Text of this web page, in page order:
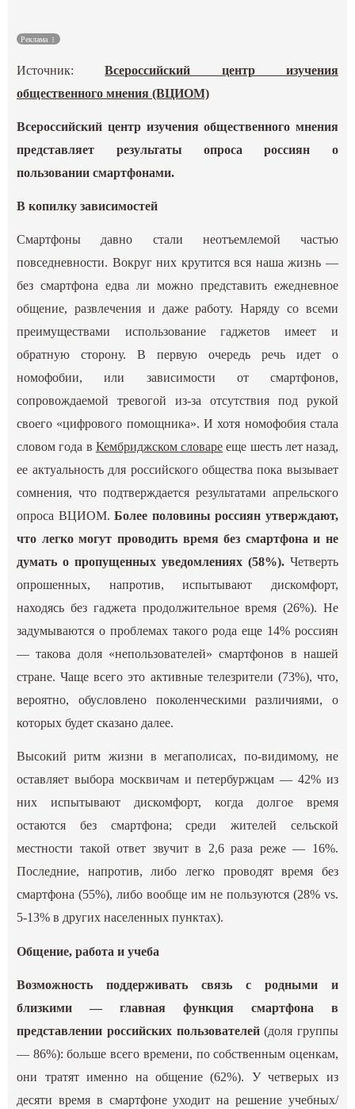
Наука
ГИД
Реклама
Источник:Всероссийский центр изучения
общественного мнения (ВЦИОМ)
Всероссийский центр изучения общественного мнения
представляет результаты опроса россиян о
пользовании смартфонами.
В копилку зависимостей
Смартфоны давно стали неотъемлемой частью
повседневности. Вокруг них крутится вся наша жизнь —
без смартфона едва ли можно представить ежедневное
общение, развлечения и даже работу. Наряду со всеми
преимуществами использование гаджетов имеет и
обратную сторону. В первую очередь речь идет о
номофобии, или зависимости от смартфонов,
сопровождаемой тревогой из-за отсутствия под рукой
своего «цифрового помощника». И хотя номофобия стала
словом года в Кембриджском словаре еще шесть лет назад,
ее актуальность для российского общества пока вызывает
сомнения, что подтверждается результатами апрельского
опроса ВЦИОМ.Более половины россиян утверждают,
что легко могут проводить время без смартфона и не
думать о пропущенных уведомлениях (58%). Четверть
опрошенных, напротив, испытывают дискомфорт,
находясь без гаджета продолжительное время (26%). Не
задумываются о проблемах такого рода еще 14% россиян
— такова доля «непользователей» смартфонов в нашей
стране. Чаще всего это активные телезрители (73%), что,
вероятно, обусловлено поколенческими различиями, о
которых будет сказано далее.
Высокий ритм жизни в мегаполисах, по-видимому, не
оставляет выбора москвичам и петербуржцам — 42% из
них испытывают дискомфорт, когда долгое время
остаются без смартфона; среди жителей сельской
местности такой ответ звучит в 2,6 раза реже — 16%.
Последние, напротив, либо легко проводят время без
смартфона (55%), либо вообще им не пользуются (28% vs.
5-13% в других населенных пунктах).
Общение, работа и учеба
Возможность поддерживать связь с родными и
близкими — главная функция смартфона в
представлении российских пользователей(доля группы
— 86%): больше всего времени, по собственным оценкам,
они тратят именно на общение (62%). У четверых из
десяти время в смартфоне уходит на решение учебных/